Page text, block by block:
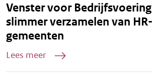
Venster voor
slimmer verzamelen van
gemeenten
Lees meer